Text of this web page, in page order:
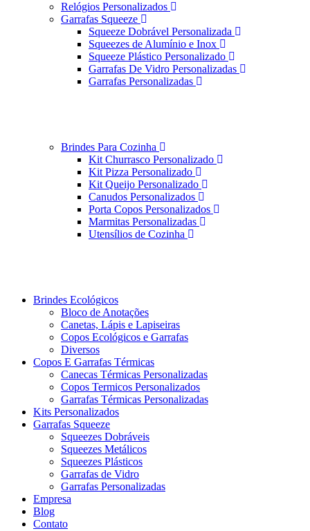
Relógios Personalizados
Garrafas Squeeze
Squeeze Dobrável Personalizada
Squeezes de Alumínio e Inox
Squeeze Plástico Personalizado
Garrafas De Vidro Personalizadas
Garrafas Personalizadas
Brindes Para Cozinha
Kit Churrasco Personalizado
Kit Pizza Personalizado
Kit Queijo Personalizado
Canudos Personalizados
Porta Copos Personalizados
Marmitas Personalizadas
Utensílios de Cozinha
Brindes Ecológicos
Bloco de Anotações
Canetas, Lápis e Lapiseiras
Copos Ecológicos e Garrafas
Diversos
Copos E Garrafas Térmicas
Canecas Térmicas Personalizadas
Copos Termicos Personalizados
Garrafas Térmicas Personalizadas
Kits Personalizados
Garrafas Squeeze
Squeezes Dobráveis
Squeezes Metálicos
Squeezes Plásticos
Garrafas de Vidro
Garrafas Personalizadas
Empresa
Blog
Contato